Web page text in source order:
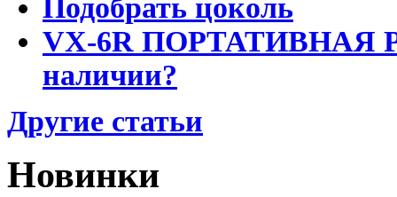
Подобрать цоколь
VX-6R ПОРТАТИВНАЯ
наличии?
Другие статьи
Новинки